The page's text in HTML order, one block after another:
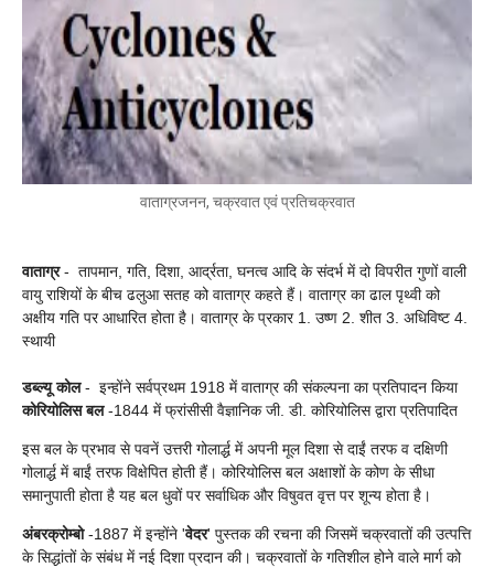
वाताग्रजनन, चक्रवात एवं प्रतिचक्रवात
वाताग्र- तापमान, गति, दिशा, आर्द्रता, घनत्व आदि के संदर्भ में दो विपरीत गुणों वाली
वायु राशियों के बीच ढलुआ सतह को वाताग्र कहते हैं। वाताग्र का ढाल पृथ्वी को
अक्षीय गति पर आधारित होता है। वाताग्र के प्रकार 1. उष्ण 2. शीत 3. अधिविष्ट 4.
स्थायी
डब्ल्यू कोल- इन्होंने सर्वप्रथम 1918 में वाताग्र की संकल्पना का प्रतिपादन किया
कोरियोलिस बल-1844 में फ्रांसीसी वैज्ञानिक जी. डी. कोरियोलिस द्वारा प्रतिपादित
इस बल के प्रभाव से पवनें उत्तरी गोलार्द्ध में अपनी मूल दिशा से दाईं तरफ व दक्षिणी
गोलार्द्ध में बाईं तरफ विक्षेपित होती हैं। कोरियोलिस बल अक्षाशों के कोण के सीधा
समानुपाती होता है यह बल धुवों पर सर्वाधिक और विषुवत वृत्त पर शून्य होता है।
अंबरक्रोम्बो-1887 में इन्होंने 'वेदर' पुस्तक की रचना की जिसमें चक्रवातों की उत्पत्ति
के सिद्धांतों के संबंध में नई दिशा प्रदान की। चक्रवातों के गतिशील होने वाले मार्ग को